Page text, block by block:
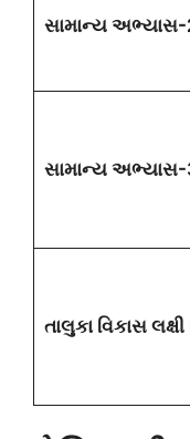
સામાન્ય અભ્યાસ-
સામાન્ય
તાલુકા વિકાસ